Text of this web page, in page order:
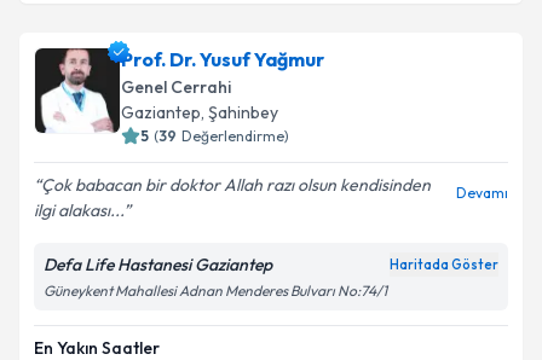
Prof. Dr. Yusuf Yağmur
Genel Cerrahi
Gaziantep, Şahinbey
5 (39 Değerlendirme)
Çok babacan bir doktor Allah razı olsun kendisinden
ilgi alakası...
Devamı
Defa Life Hastanesi Gaziantep Haritada Göster
Güneykent Mahallesi Adnan Menderes Bulvarı No:74/1
En Yakın Saatler